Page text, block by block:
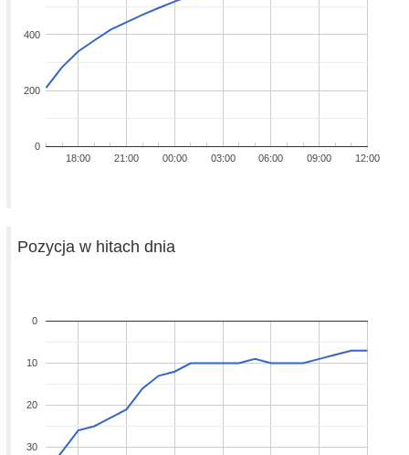
18:00 21:00 00:00 03:00 06:00 09:00 12:00
0
200
400
Pozycja w hitach dnia
0
10
20
30